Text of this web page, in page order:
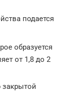
подается
образуется
от 1,8 до 2
закрытой